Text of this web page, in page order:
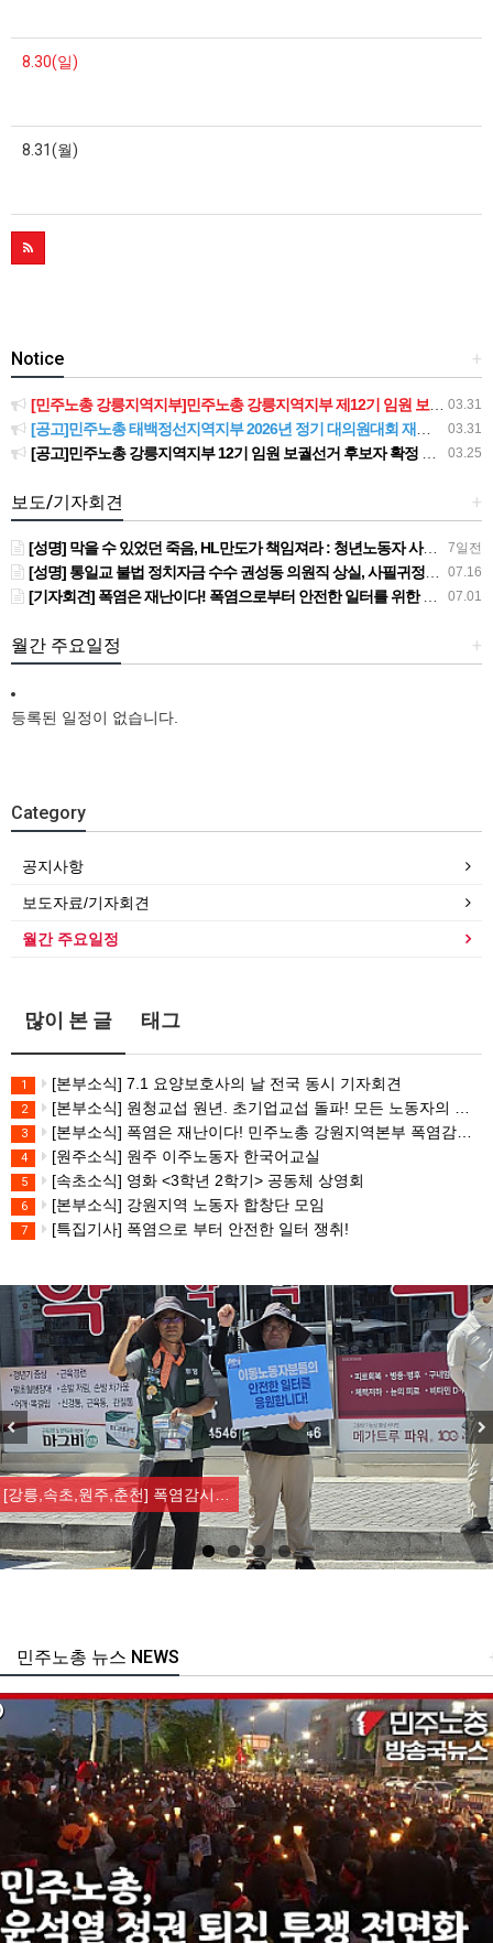
8.30(일)
8.31(월)
+
Notice
03.31
[민주노총 강릉지역지부]민주노총 강릉지역지부 제12기 임원 보궐선거결과 공고
03.31
[공고]민주노총 태백정선지역지부 2026년 정기 대의원대회 재소집 건
03.25
[공고]민주노총 강릉지역지부 12기 임원 보궐선거 후보자 확정 공고
+
보도/기자회견
7일전
[성명] 막을 수 있었던 죽음, HL만도가 책임져라 : 청년노동자 사망사고의 철저한 진상규명과 재발방지 대책 마련하라
07.16
[성명] 통일교 불법 정치자금 수수 권성동 의원직 상실, 사필귀정이다
07.01
[기자회견] 폭염은 재난이다! 폭염으로부터 안전한 일터를 위한 민주노총 강원지역본부 폭염감시단 선포 기자회견
+
월간 주요일정
등록된 일정이 없습니다.
Category
공지사항
보도자료/기자회견
월간 주요일정
많이 본 글 태그
1 [본부소식] 7.1 요양보호사의 날 전국 동시 기자회견
2 [본부소식] 원청교섭 원년. 초기업교섭 돌파! 모든 노동자의 노동기본권 쟁취! 민주노총 7.15 총파업대회
3 [본부소식] 폭염은 재난이다! 민주노총 강원지역본부 폭염감시단 선포 기자회견
4 [원주소식] 원주 이주노동자 한국어교실
5 [속초소식] 영화 <3학년 2학기> 공동체 상영회
6 [본부소식] 강원지역 노동자 합창단 모임
7 [특집기사] 폭염으로 부터 안전한 일터 쟁취!
[강릉,속초,원주,춘천] 폭염감시…
주노총 뉴스 NEWS